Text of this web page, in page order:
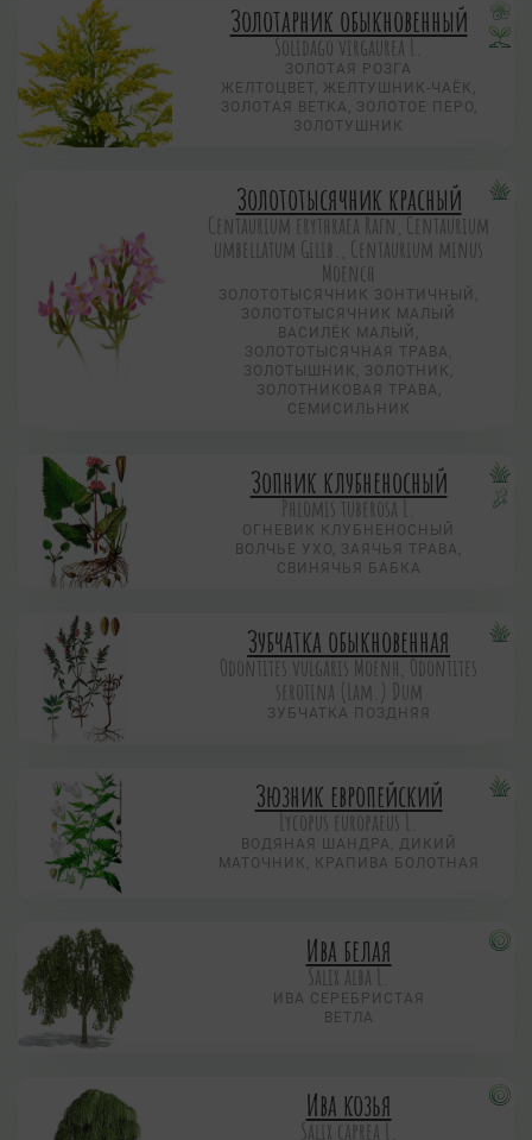
Золотарник обыкновенный
Solidago virgaurea L.
ЗОЛОТАЯ РОЗГА
ЖЕЛТОЦВЕТ, ЖЕЛТУШНИК-ЧАЁК,
ЗОЛОТАЯ ВЕТКА, ЗОЛОТОЕ ПЕРО,
ЗОЛОТУШНИК
Золототысячник красный
Centaurium erythraea Rafn, Centaurium
umbellatum Gilib., Centaurium minus
Moench
ЗОЛОТОТЫСЯЧНИК ЗОНТИЧНЫЙ,
ЗОЛОТОТЫСЯЧНИК МАЛЫЙ
ВАСИЛЁК МАЛЫЙ,
ЗОЛОТОТЫСЯЧНАЯ ТРАВА,
ЗОЛОТЫШНИК, ЗОЛОТНИК,
ЗОЛОТНИКОВАЯ ТРАВА,
СЕМИСИЛЬНИК
Зопник клубненосный
Phlomis tuberosa L.
ОГНЕВИК КЛУБНЕНОСНЫЙ
ВОЛЧЬЕ УХО, ЗАЯЧЬЯ ТРАВА,
СВИНЯЧЬЯ БАБКА
Зубчатка обыкновенная
Odontites vulgaris Moenh, Odontites
serotina (Lam.) Dum
ЗУБЧАТКА ПОЗДНЯЯ
Зюзник европейский
Lycopus europaeus L.
ВОДЯНАЯ ШАНДРА, ДИКИЙ
МАТОЧНИК, КРАПИВА БОЛОТНАЯ
Ива белая
Salix alba L.
ИВА СЕРЕБРИСТАЯ
ВЕТЛА
Ива козья
Salix caprea L.